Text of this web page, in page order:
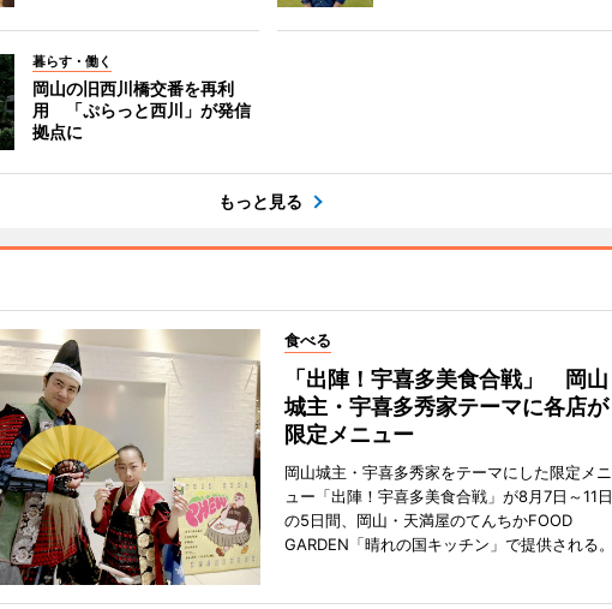
暮らす・働く
岡山の旧西川橋交番を再利
用 「ぷらっと西川」が発信
拠点に
もっと見る
食べる
「出陣！宇喜多美食合戦」 岡山
城主・宇喜多秀家テーマに各店が
限定メニュー
岡山城主・宇喜多秀家をテーマにした限定メニ
ュー「出陣！宇喜多美食合戦」が8月7日～11日
の5日間、岡山・天満屋のてんちかFOOD
GARDEN「晴れの国キッチン」で提供される。